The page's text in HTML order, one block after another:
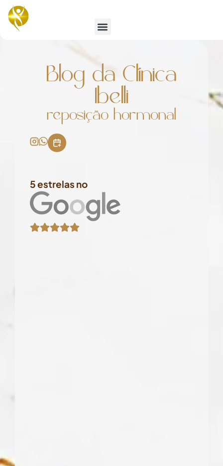
Blog da Clínica
Ibelli
reposição hormonal
5 estrelas no